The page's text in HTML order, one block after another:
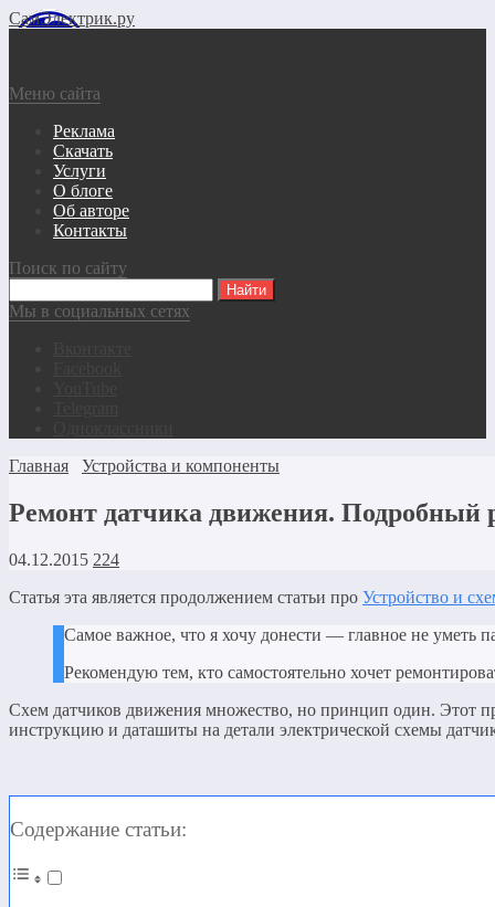
СамЭлектрик.ру
Меню сайта
Реклама
Скачать
Услуги
О блоге
Об авторе
Контакты
Поиск по сайту
Мы в социальных сетях
Главная
Устройства и компоненты
Ремонт датчика движения. Подробный
04.12.2015 224
Статья эта является продолжением статьи про Устройство и
Самое важное, что я хочу донести — главное не уметь
Рекомендую тем, кто самостоятельно хочет
Схем датчиков движения множество, но принцип один. Этот
инструкцию и даташиты на детали электрической схемы
Содержание статьи: